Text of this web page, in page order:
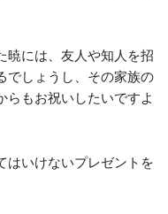
暁には、友人や知人を招
でしょうし、その家族の
らもお祝いしたいですよ
はいけないプレゼントを